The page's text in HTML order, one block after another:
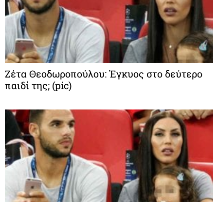
Ζέτα Θεοδωροπούλου: Έγκυος στο δεύτερο
παιδί της; (pic)